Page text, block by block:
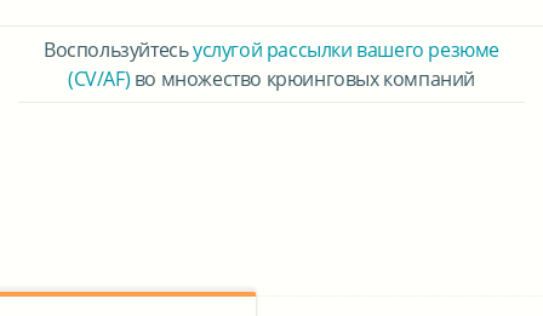
Воспользуйтесьуслугой рассылки вашего резюме
(CV/AF) во множество крюинговых компаний